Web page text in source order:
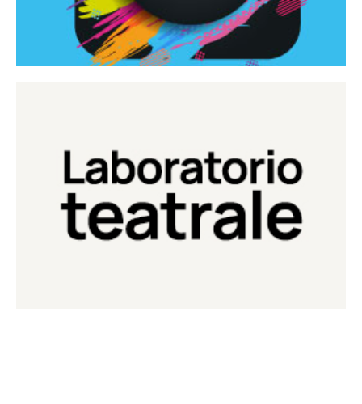
Laboratorio Teatrale
Laboratorio di teatro del Teatro Eduardo de Filippo
Continua